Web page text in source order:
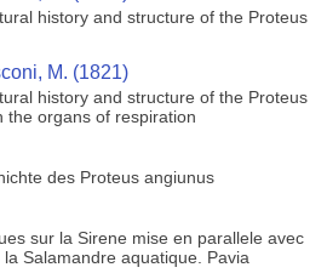
history and structure of the Proteus
M. (1821)
history and structure of the Proteus
the organs of respiration
des Proteus angiunus
sur la Sirene mise en parallele avec
Salamandre aquatique. Pavia